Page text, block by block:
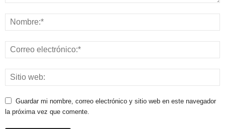
Guardar mi nombre, correo electrónico y sitio web en este navegador
la próxima vez que comente.